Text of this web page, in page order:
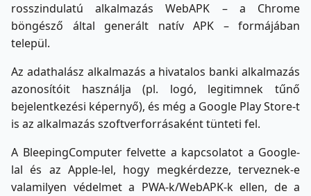
rosszindulatú alkalmazás WebAPK – a Chrome
böngésző által generált natív APK – formájában
települ.
Az adathalász alkalmazás a hivatalos banki alkalmazás
azonosítóit használja (pl. logó, legitimnek tűnő
bejelentkezési képernyő), és még a Google Play Store-t
is az alkalmazás szoftverforrásaként tünteti fel.
A BleepingComputer felvette a kapcsolatot a Google-
lal és az Apple-lel, hogy megkérdezze, terveznek-e
valamilyen védelmet a PWA-k/WebAPK-k ellen, de a